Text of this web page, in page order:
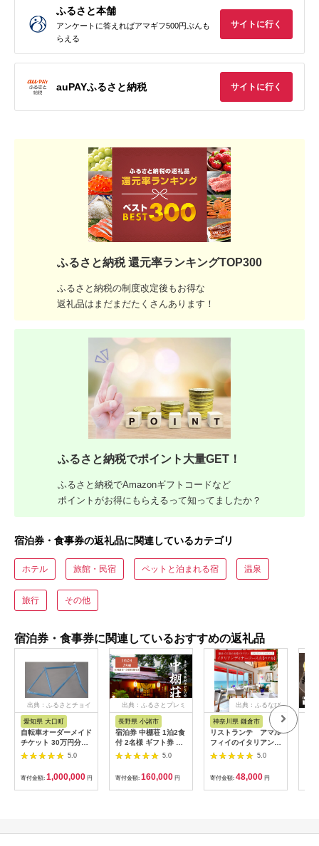
ふるさと本舗
アンケートに答えればアマギフ500円ぶんも
らえる
サイトに行く
auPAYふるさと納税 サイトに行く
ふるさと納税 還元率ランキングTOP300
ふるさと納税の制度改定後もお得な
返礼品はまだまだたくさんあります！
ふるさと納税でポイント大量GET！
ふるさと納税でAmazonギフトコードなど
ポイントがお得にもらえるって知ってましたか？
宿泊券・食事券の返礼品に関連しているカテゴリ
ホテル 旅館・民宿 ペットと泊まれる宿 温泉
旅行 その他
宿泊券・食事券に関連しているおすすめの返礼品
出典：ふるさとチョイ
愛知県 大口町
自転車オーダーメイド
チケット 30万円分
【1360365】
5.0
寄付金額: 1,000,000 円
出典：ふるさとプレミ
長野県 小諸市
宿泊券 中棚荘 1泊2食
付 2名様 ギフト券 チ
ケット 券 宿泊 旅行
5.0
寄付金額: 160,000 円
出典：ふるなび
神奈川県 鎌倉市
リストランテ アマル
フィイのイタリアンデ
ィナーコースA ペア
5.0
寄付金額: 48,000 円